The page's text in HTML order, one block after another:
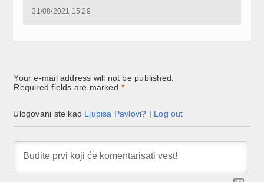
31/08/2021 15:29
Your e-mail address will not be published.
Required fields are marked *
Ulogovani ste kao Ljubisa Pavlovi? | Log out